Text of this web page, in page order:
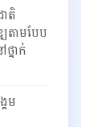
តិ
តាមបែប
នាក់
ម